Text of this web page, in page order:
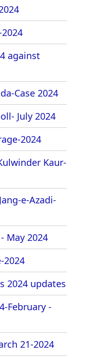
against
Case 2024
July 2024
2024
Kaur-
e-Azadi-
May 2024
2024
2024 updates
February -
21-2024